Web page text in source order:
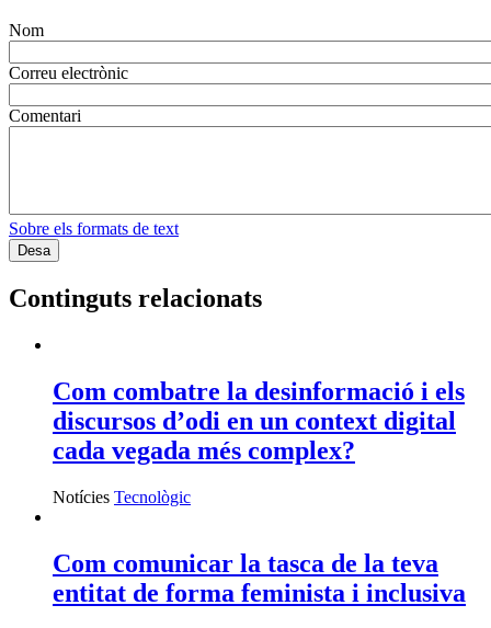
Nom
Correu electrònic
Comentari
Sobre els formats de text
Continguts relacionats
Com combatre la desinformació i els
discursos d’odi en un context digital
cada vegada més complex?
Notícies Tecnològic
Com comunicar la tasca de la teva
entitat de forma feminista i inclusiva